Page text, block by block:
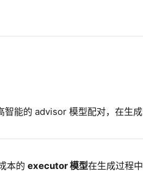
能的 advisor 模型配对，在生
本的 executor 模型在生成过程